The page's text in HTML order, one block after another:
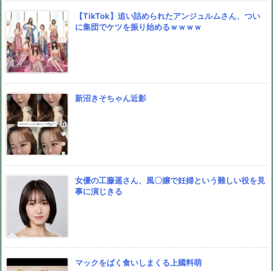
【TikTok】追い詰められたアンジュルムさん、つい
に集団でケツを振り始めるｗｗｗｗ
新沼きそちゃん近影
女優の工藤遥さん、風〇嬢で妊婦という難しい役を見
事に演じきる
マックをばく食いしまくる上國料萌